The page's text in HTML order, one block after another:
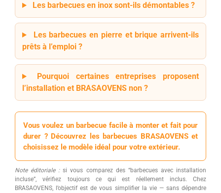
Les barbecues en inox sont-ils démontables ?
Les barbecues en pierre et brique arrivent-ils
prêts à l’emploi ?
Pourquoi certaines entreprises proposent
l’installation et BRASAOVENS non ?
Vous voulez un barbecue facile à monter et fait pour
durer ? Découvrez les barbecues BRASAOVENS et
choisissez le modèle idéal pour votre extérieur.
Note éditoriale :si vous comparez des “barbecues avec installation
incluse”, vérifiez toujours ce qui est réellement inclus. Chez
BRASAOVENS, l’objectif est de vous simplifier la vie — sans dépendre